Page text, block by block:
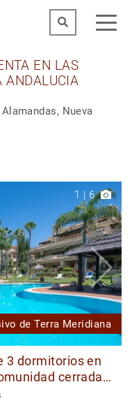
EN LAS
ANDALUCIA
Nueva
1 | 6
de Terra Meridiana
3 dormitorios en
cerrada